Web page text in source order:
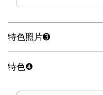
特色照片➌
特色❹